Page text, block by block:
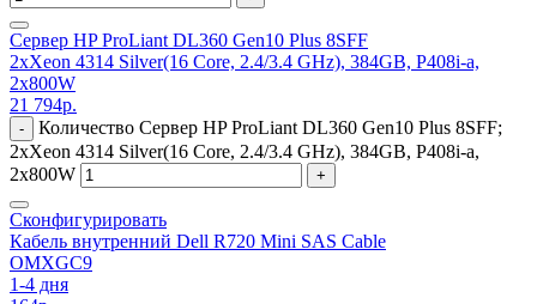
Сервер HP ProLiant DL360 Gen10 Plus 8SFF
2xXeon 4314 Silver(16 Core, 2.4/3.4 GHz), 384GB, P408i-a,
2x800W
21 794р.
-
Количество Сервер HP ProLiant DL360 Gen10 Plus 8SFF;
2xXeon 4314 Silver(16 Core, 2.4/3.4 GHz), 384GB, P408i-a,
2x800W
+
Сконфигурировать
Кабель внутренний Dell R720 Mini SAS Cable
OMXGC9
1-4 дня